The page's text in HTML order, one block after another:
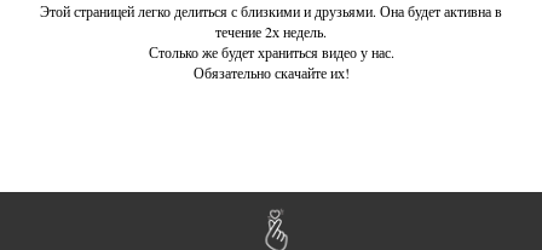
Этой страницей легко делиться с близкими и друзьями. Она будет активна в
течение 2х недель.
Столько же будет храниться видео у нас.
Обязательно скачайте их!